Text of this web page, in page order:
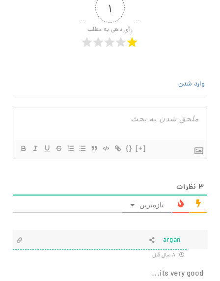
۱
رأی دهی به مطلب
وارد شدن
{} [+]
۳ نظرات
تازه‌ترین
argan
its very good…